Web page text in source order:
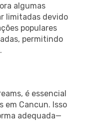
algumas
limitadas devido
populares
permitindo
é essencial
em Cancun. Isso
adequada—